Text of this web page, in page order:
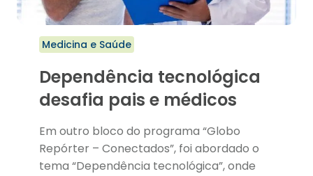
Medicina e Saúde
Dependência tecnológica
desafia pais e médicos
Em outro bloco do programa “Globo
Repórter – Conectados”, foi abordado o
tema “Dependência tecnológica”, onde